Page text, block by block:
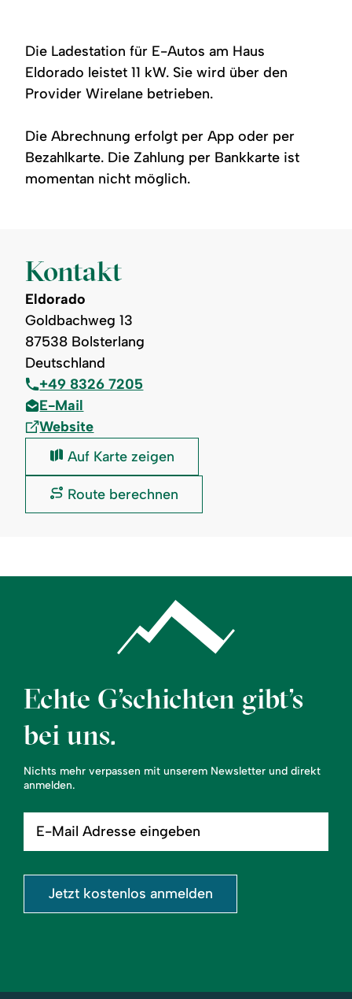
Die Ladestation für E-Autos am Haus
Eldorado leistet 11 kW. Sie wird über den
Provider Wirelane betrieben.
Die Abrechnung erfolgt per App oder per
Bezahlkarte. Die Zahlung per Bankkarte ist
momentan nicht möglich.
Kontakt
Eldorado
Goldbachweg 13
87538 Bolsterlang
Deutschland
+49 8326 7205
E-Mail
Website
Eldorado:
Auf Karte zeigen
Eldorado:
Route berechnen
Echte G’schichten gibt’s
bei uns.
Nichts mehr verpassen mit unserem Newsletter und direkt
anmelden.
Mail
eingeben
Jetzt kostenlos anmelden